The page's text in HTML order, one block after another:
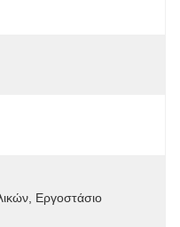
Εργοστάσιο